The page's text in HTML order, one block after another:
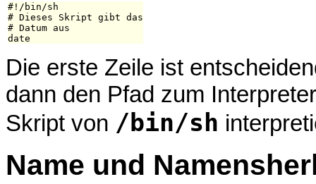
#!/bin/sh
# Dieses Skript gibt das
# Datum aus
Die erste Zeile ist
dann den Pfad zum
Skript von /bin/sh
Name und